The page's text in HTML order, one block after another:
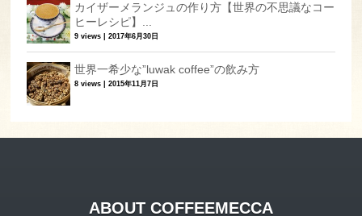
カイザーメランジュの作り方【世界の不思議なコー
ヒーレシピ】...
9 views |2017年6月30日
世界一希少な”luwak coffee”の飲み方
8 views |2015年11月7日
ABOUT COFFEEMECCA